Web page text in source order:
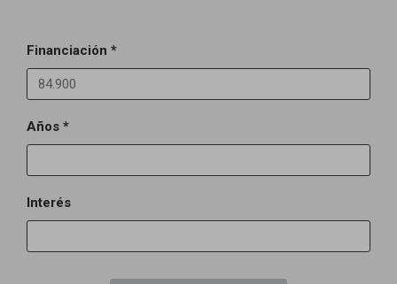
Financiación *
Años *
Interés